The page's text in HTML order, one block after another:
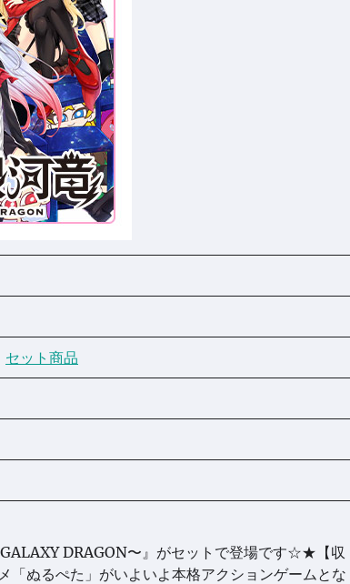
セット商品
DRAGON〜』がセットで登場です☆★【収
ぬるぺた」がいよいよ本格アクションゲームとな